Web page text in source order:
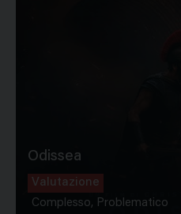
Odissea
Valutazione
Complesso, Problematico